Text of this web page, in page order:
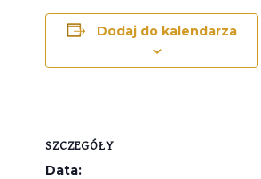
Dodaj do kalendarza
SZCZEGÓŁY
Data: